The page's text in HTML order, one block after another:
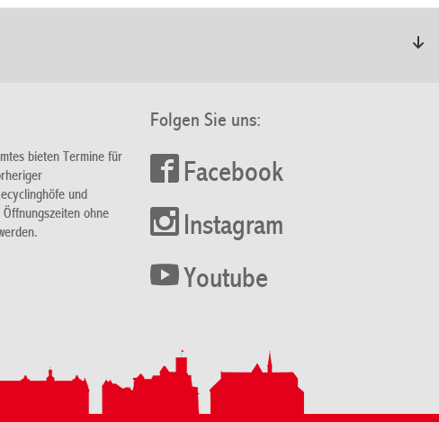
bieten Termine für
und
ohne
Folgen Sie uns:
Facebook
Instagram
Youtube